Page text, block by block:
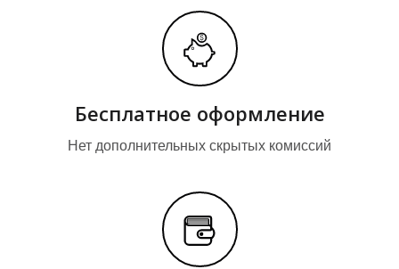
К
К
Бесплатное оформление
Нет дополнительных скрытых комиссий